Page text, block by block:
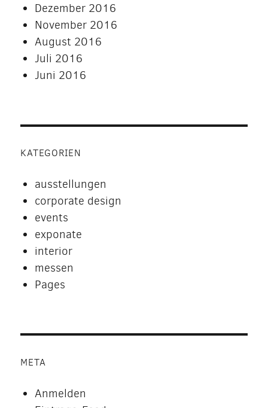
Dezember 2016
November 2016
August 2016
Juli 2016
Juni 2016
KATEGORIEN
ausstellungen
corporate design
events
exponate
interior
messen
Pages
META
Anmelden